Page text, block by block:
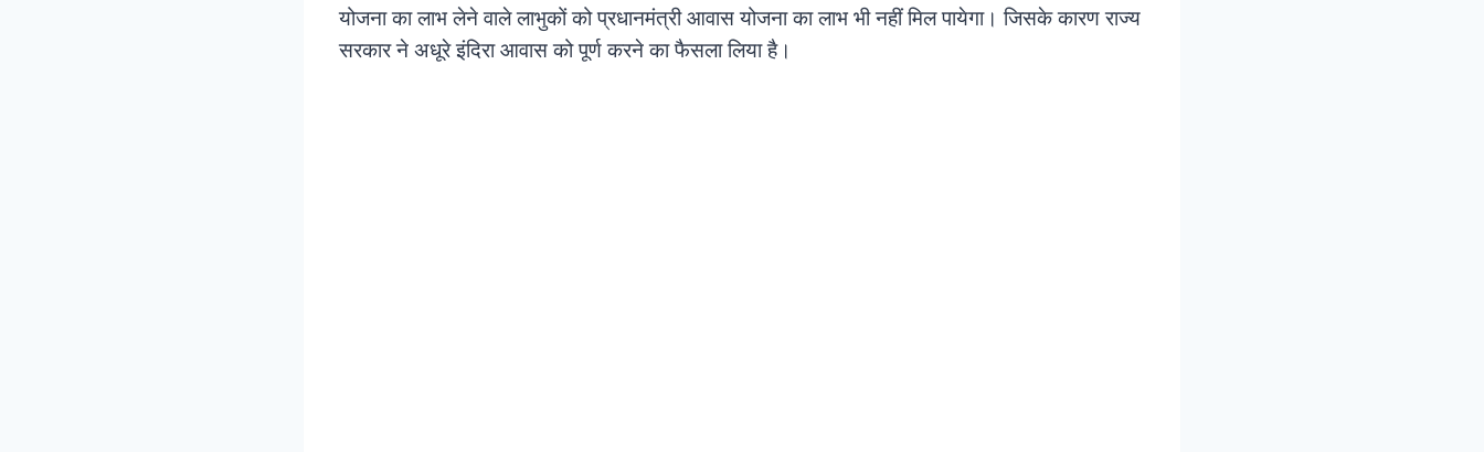
योजना का लाभ लेने वाले लाभुकों को प्रधानमंत्री आवास योजना का लाभ भी नहीं मिल पायेगा। जिसके कारण राज्य
सरकार ने अधूरे इंदिरा आवास को पूर्ण करने का फैसला लिया है।